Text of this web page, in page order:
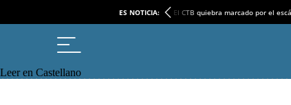
ES NOTICIA: El CTB quiebra marcado por el
Leer en Castellano